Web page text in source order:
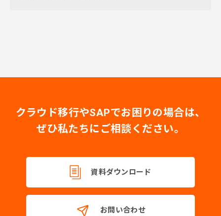
クラウド移行やSAPでお困りの場合は、
ぜひ私たちにご相談ください。
資料ダウンロード
お問い合わせ